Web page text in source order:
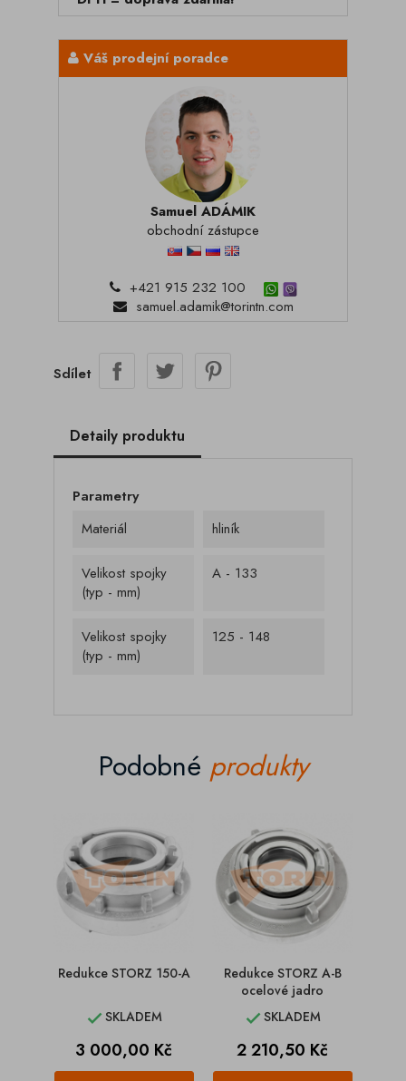
Váš prodejní poradce
Samuel ADÁMIK
obchodní zástupce
+421 915 232 100
samuel.adamik@torintn.com
Sdílet
Detaily produktu
Parametry
Materiál
hliník
Velikost spojky
(typ - mm)
A - 133
Velikost spojky
(typ - mm)
125 - 148
Podobné produkty
Redukce STORZ 150-A
SKLADEM
Cena
3 000,00 Kč
Redukce STORZ A-B
ocelové jadro
SKLADEM
Cena
2 210,50 Kč